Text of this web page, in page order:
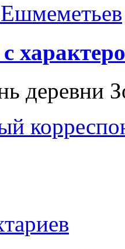
деревни